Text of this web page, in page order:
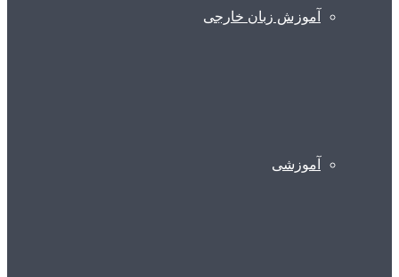
آموزش زبان خارجی
آموزشی